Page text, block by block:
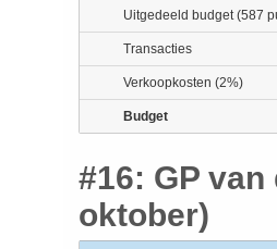
Uitgedeeld budget (587
Transacties
Verkoopkosten (2%)
Budget
#16: GP
oktober)